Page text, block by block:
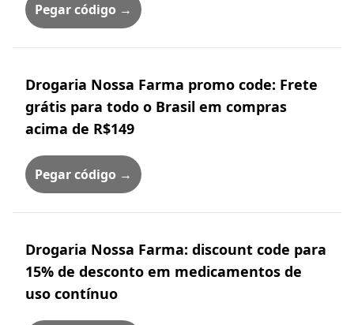
Pegar código →
Drogaria Nossa Farma promo code: Frete
grátis para todo o Brasil em compras
acima de R$149
Pegar código →
Drogaria Nossa Farma: discount code para
15% de desconto em medicamentos de
uso contínuo